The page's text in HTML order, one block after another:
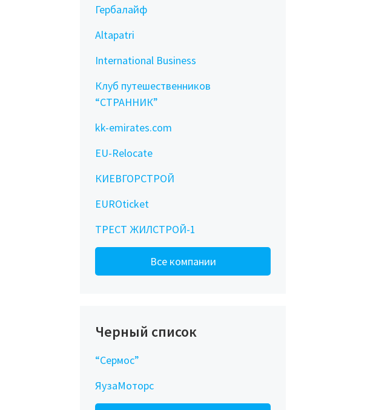
Гербалайф
Altapatri
International Business
Клуб путешественников
“СТРАННИК”
kk-emirates.com
EU-Relocate
КИЕВГОРСТРОЙ
EUROticket
ТРЕСТ ЖИЛСТРОЙ-1
Все компании
Черный список
“Сермос”
ЯузаМоторс